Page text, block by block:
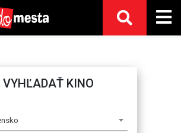
VYHĽADAŤ KINO